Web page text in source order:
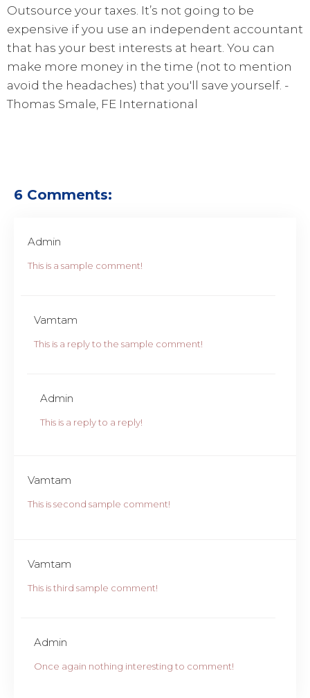
Outsource your taxes. It’s not going to be
expensive if you use an independent accountant
that has your best interests at heart. You can
make more money in the time (not to mention
avoid the headaches) that you'll save yourself. -
Thomas Smale, FE International
6 Comments:
Admin
This is a sample comment!
Vamtam
This is a reply to the sample comment!
Admin
This is a reply to a reply!
Vamtam
This is second sample comment!
Vamtam
This is third sample comment!
Admin
Once again nothing interesting to comment!